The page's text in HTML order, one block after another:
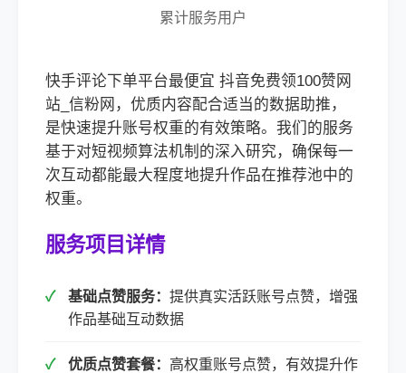
累计服务用户
快手评论下单平台最便宜 抖音免费领100赞网
站_信粉网，优质内容配合适当的数据助推，
是快速提升账号权重的有效策略。我们的服务
基于对短视频算法机制的深入研究，确保每一
次互动都能最大程度地提升作品在推荐池中的
权重。
服务项目详情
基础点赞服务： 提供真实活跃账号点赞，增强
作品基础互动数据
优质点赞套餐： 高权重账号点赞，有效提升作